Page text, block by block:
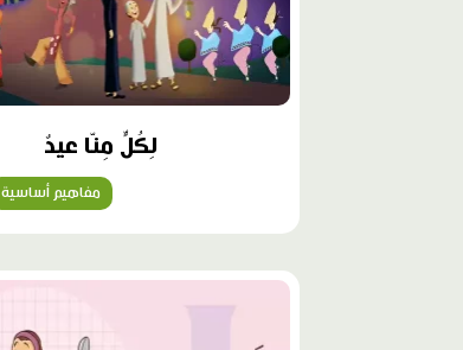
لِكُلٍّ مِنّا عيدٌ
مفاهيم أساسية
محتوى